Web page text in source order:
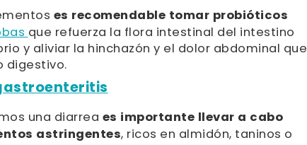
es recomendable tomar probióticos
que refuerza la flora intestinal del intestino
y aliviar la hinchazón y el dolor abdominal que
digestivo.
una diarrea es importante llevar a cabo
astringentes, ricos en almidón, taninos o